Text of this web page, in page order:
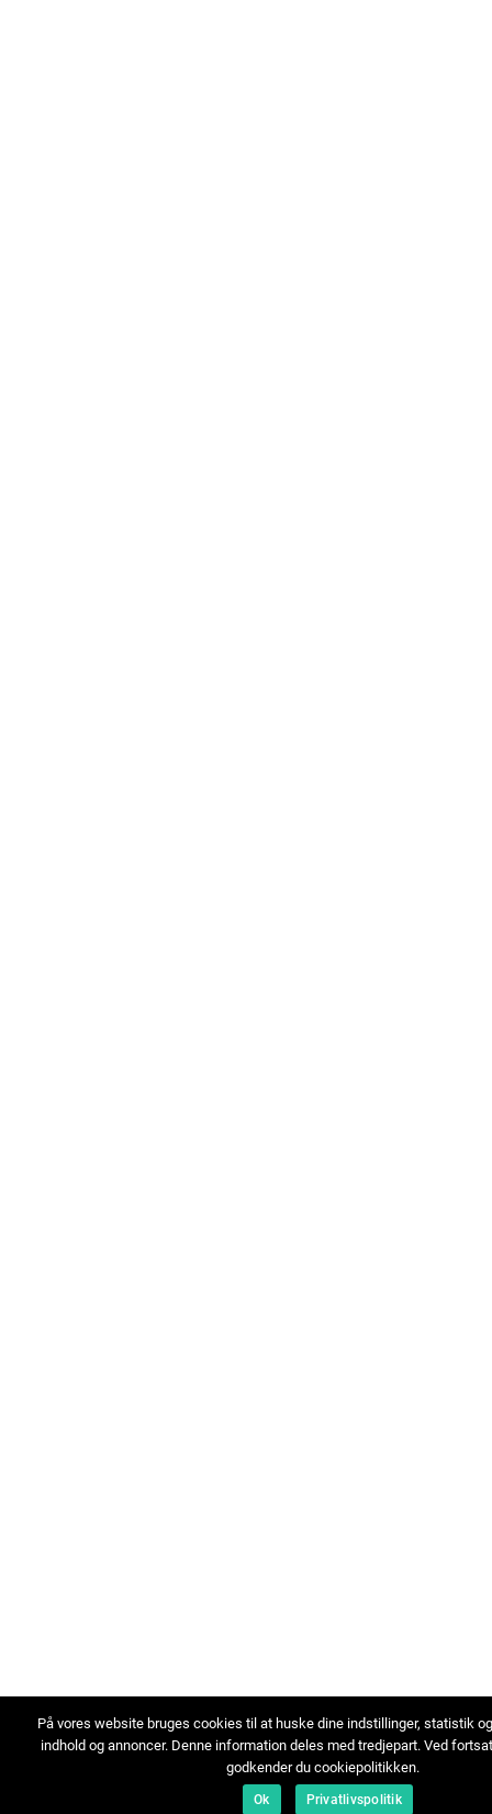
På vores website bruges cookies til at huske dine indstillinger, statistik
indhold og annoncer. Denne information deles med tredjepart. Ved
godkender du cookiepolitikken.
Ok Privatlivspolitik